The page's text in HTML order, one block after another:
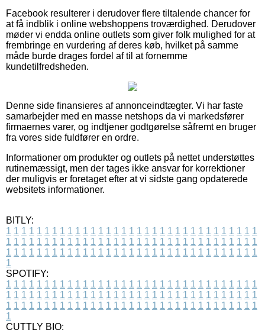
Facebook resulterer i derudover flere tiltalende chancer for
at få indblik i online webshoppens troværdighed. Derudover
møder vi endda online outlets som giver folk mulighed for at
frembringe en vurdering af deres køb, hvilket på samme
måde burde drages fordel af til at fornemme
kundetilfredsheden.
Denne side finansieres af annonceindtægter. Vi har faste
samarbejder med en masse netshops da vi markedsfører
firmaernes varer, og indtjener godtgørelse såfremt en bruger
fra vores side fuldfører en ordre.
Informationer om produkter og outlets på nettet understøttes
rutinemæssigt, men der tages ikke ansvar for korrektioner
der muligvis er foretaget efter at vi sidste gang opdaterede
websitets informationer.
BITLY:
1 1 1 1 1 1 1 1 1 1 1 1 1 1 1 1 1 1 1 1 1 1 1 1 1 1 1 1 1 1 1 1 1
1 1 1 1 1 1 1 1 1 1 1 1 1 1 1 1 1 1 1 1 1 1 1 1 1 1 1 1 1 1 1 1 1
1 1 1 1 1 1 1 1 1 1 1 1 1 1 1 1 1 1 1 1 1 1 1 1 1 1 1 1 1 1 1 1 1
1
SPOTIFY:
1 1 1 1 1 1 1 1 1 1 1 1 1 1 1 1 1 1 1 1 1 1 1 1 1 1 1 1 1 1 1 1 1
1 1 1 1 1 1 1 1 1 1 1 1 1 1 1 1 1 1 1 1 1 1 1 1 1 1 1 1 1 1 1 1 1
1 1 1 1 1 1 1 1 1 1 1 1 1 1 1 1 1 1 1 1 1 1 1 1 1 1 1 1 1 1 1 1 1
1
CUTTLY BIO: